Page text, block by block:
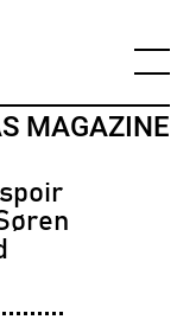
MAGAZINE